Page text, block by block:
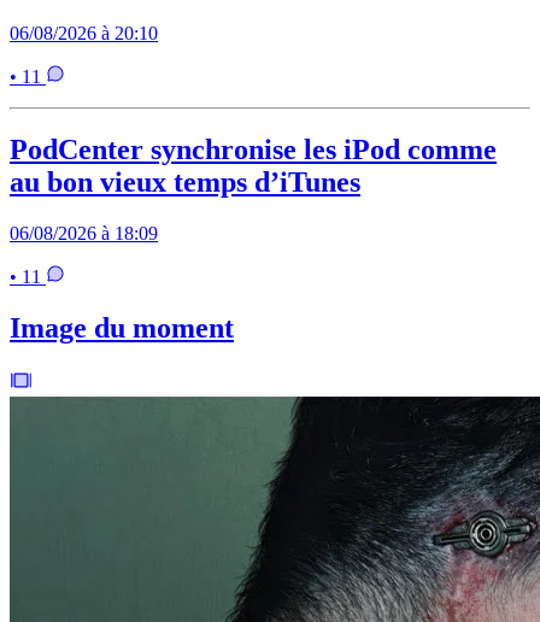
06/08/2026 à 20:10
• 11
PodCenter synchronise les iPod comme
au bon vieux temps d’iTunes
06/08/2026 à 18:09
• 11
Image du moment